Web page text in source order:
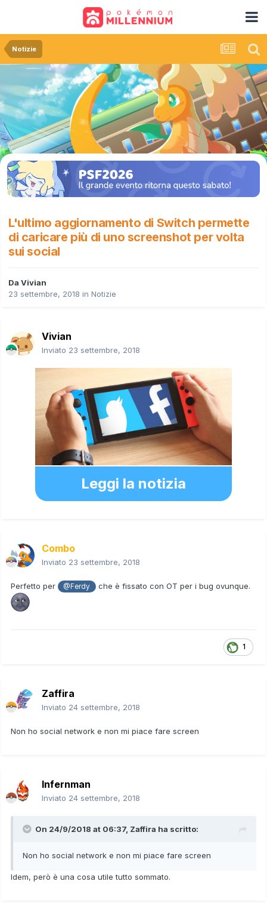
Notizie
L'ultimo aggiornamento di Switch permette
di caricare più di uno screenshot per volta
sui social
Da Vivian
23 settembre, 2018 in Notizie
Vivian
Inviato 23 settembre, 2018
Leggi la notizia
Combo
Inviato 23 settembre, 2018
Perfetto per @Ferdy che è fissato con OT per i bug ovunque.
1
Zaffira
Inviato 24 settembre, 2018
Non ho social network e non mi piace fare screen
Infernman
Inviato 24 settembre, 2018
On 24/9/2018 at 06:37, Zaffira ha scritto:
Non ho social network e non mi piace fare screen
Idem, però è una cosa utile tutto sommato.